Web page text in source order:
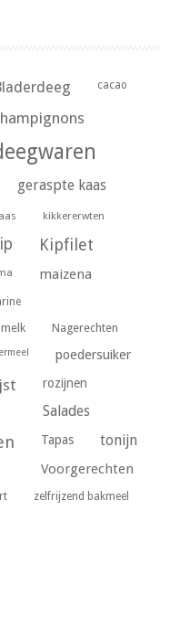
cacao
geraspte kaas
kikkererwten
Kipfilet
maizena
melk Nagerechten
poedersuiker
rozijnen
Salades
Tapas tonijn
Voorgerechten
zelfrijzend bakmeel